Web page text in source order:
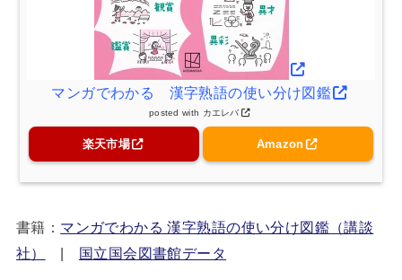
マンガでわかる 漢字熟語の使い分け図鑑
posted with カエレバ
楽天市場 Amazon
書籍： マンガでわかる 漢字熟語の使い分け図鑑（講談
社）
国立国会図書館データ